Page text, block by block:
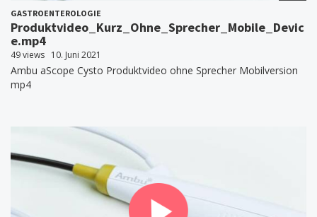
GASTROENTEROLOGIE
Produktvideo_Kurz_Ohne_Sprecher_Mobile_Devic
e.mp4
49 views 10. Juni 2021
Ambu aScope Cysto Produktvideo ohne Sprecher Mobilversion
mp4